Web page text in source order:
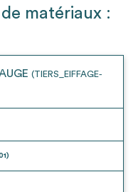
Télécharger les
matériaux :
(TIERS_EIFFAGE-